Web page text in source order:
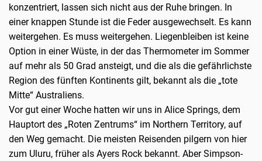
konzentriert, lassen sich nicht aus der Ruhe bringen. In
einer knappen Stunde ist die Feder ausgewechselt. Es kann
weitergehen. Es muss weitergehen. Liegenbleiben ist keine
Option in einer Wüste, in der das Thermometer im Sommer
auf mehr als 50 Grad ansteigt, und die als die gefährlichste
Region des fünften Kontinents gilt, bekannt als die „tote
Mitte“ Australiens.
Vor gut einer Woche hatten wir uns in Alice Springs, dem
Hauptort des „Roten Zentrums“ im Northern Territory, auf
den Weg gemacht. Die meisten Reisenden pilgern von hier
zum Uluru, früher als Ayers Rock bekannt. Aber Simpson-